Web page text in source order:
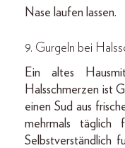
Nase laufen lassen.
9. Gurgeln bei
Ein altes
Halsschmerzen ist
einen Sud aus
mehrmals
Selbstverständlich